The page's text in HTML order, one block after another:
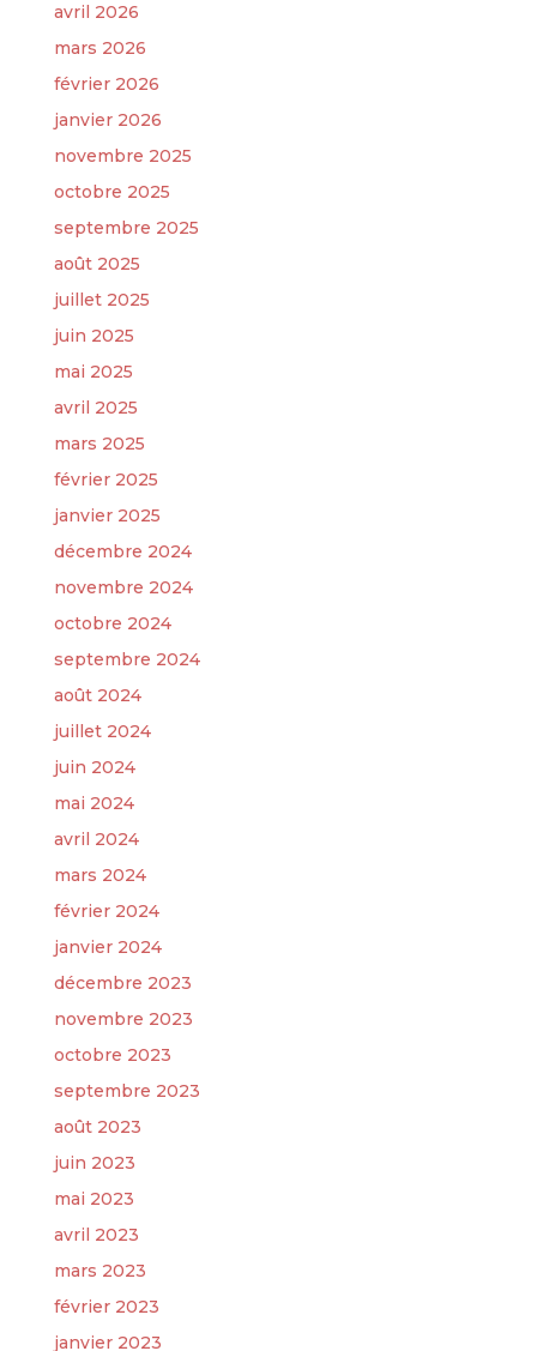
avril 2026
mars 2026
février 2026
janvier 2026
novembre 2025
octobre 2025
septembre 2025
août 2025
juillet 2025
juin 2025
mai 2025
avril 2025
mars 2025
février 2025
janvier 2025
décembre 2024
novembre 2024
octobre 2024
septembre 2024
août 2024
juillet 2024
juin 2024
mai 2024
avril 2024
mars 2024
février 2024
janvier 2024
décembre 2023
novembre 2023
octobre 2023
septembre 2023
août 2023
juin 2023
mai 2023
avril 2023
mars 2023
février 2023
janvier 2023